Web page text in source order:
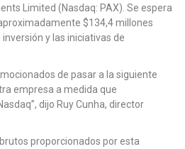
Limited (Nasdaq: PAX). Se espera
$134,4 millones
y las iniciativas de
de pasar a la siguiente
empresa a medida que
dijo Ruy Cunha, director
proporcionados por esta